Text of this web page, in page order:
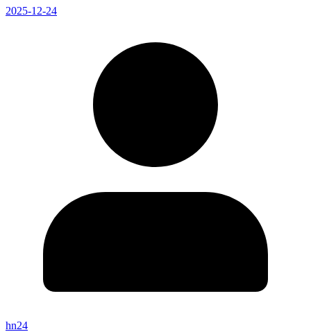
2025-12-24
hn24